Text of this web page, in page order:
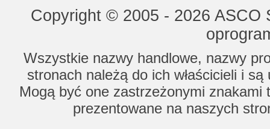
Copyright © 2005 - 2026
Wszystkie nazwy handlowe, nazwy
stronach należą do ich właścicieli i
Mogą być one zastrzeżonymi znakami
prezentowane na naszych